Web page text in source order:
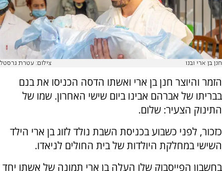
חנן בן ארי ובנו צילום: עטרת גרסטל
הזמר והיוצר חנן בן ארי ואשתו הדסה הכניסו את בנם
בבריתו של אברהם אבינו ביום שישי האחרון. שמו של
התינוק הצעיר: שלום.
כזכור, לפני כשבוע בכניסת השבת נולד לזוג בן ארי הילד
השישי במחלקת היולדות של בית החולים לניאדו.
בחשבון הפייסבוק שלו העלה בן ארי תמונה של אשתו יחד